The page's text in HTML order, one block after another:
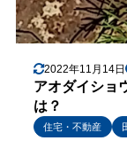
2022年11月14日
アオダイショ
は？
住宅・不動産